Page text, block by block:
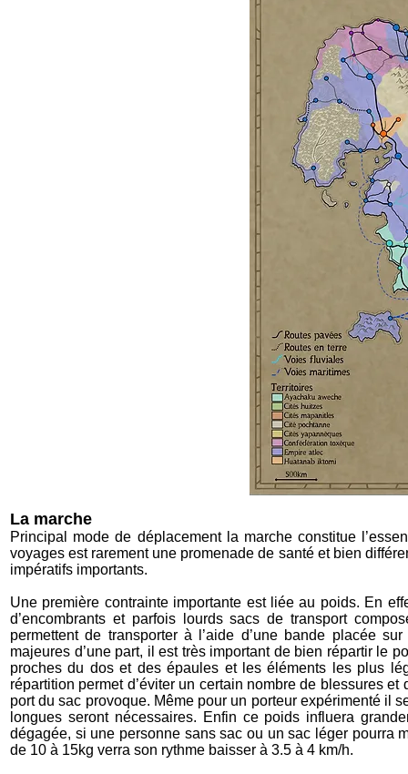
La marche
Principal mode de déplacement la marche constitue
voyages est rarement une promenade de santé et bien
impératifs importants.
Une première contrainte importante est liée au poids. En
d’encombrants et parfois lourds sacs de transport
permettent de transporter à l’aide d’une bande placée
majeures d’une part, il est très important de bien répartir le
proches du dos et des épaules et les éléments les plus
répartition permet d’éviter un certain nombre de blessures
port du sac provoque. Même pour un porteur expérimenté il
longues seront nécessaires. Enfin ce poids influera
dégagée, si une personne sans sac ou un sac léger pourra
de 10 à 15kg verra son rythme baisser à 3.5 à 4 km/h.